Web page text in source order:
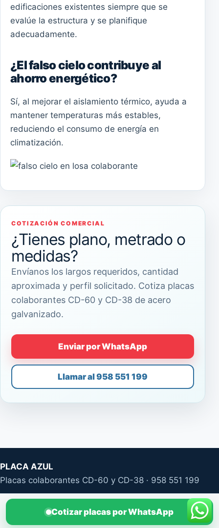
edificaciones existentes siempre que se
evalúe la estructura y se planifique
adecuadamente.
¿El falso cielo contribuye al
ahorro energético?
Sí, al mejorar el aislamiento térmico, ayuda a
mantener temperaturas más estables,
reduciendo el consumo de energía en
climatización.
COTIZACIÓN COMERCIAL
¿Tienes plano, metrado o
medidas?
Envíanos los largos requeridos, cantidad
aproximada y perfil solicitado. Cotiza placas
colaborantes CD-60 y CD-38 de acero
galvanizado.
Enviar por WhatsApp
Llamar al 958 551 199
PLACA AZUL
Placas colaborantes CD-60 y CD-38 · 958 551 199
Cotizar placas por WhatsApp